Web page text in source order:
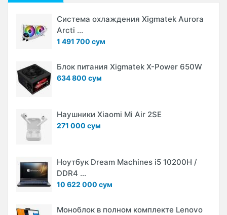
Система охлаждения Xigmatek Aurora
Arcti ...
1 491 700 сум
Блок питания Xigmatek X-Power 650W
634 800 сум
Наушники Xiaomi Mi Air 2SE
271 000 сум
Ноутбук Dream Machines i5 10200H /
DDR4 ...
10 622 000 сум
Моноблок в полном комплекте Lenovo